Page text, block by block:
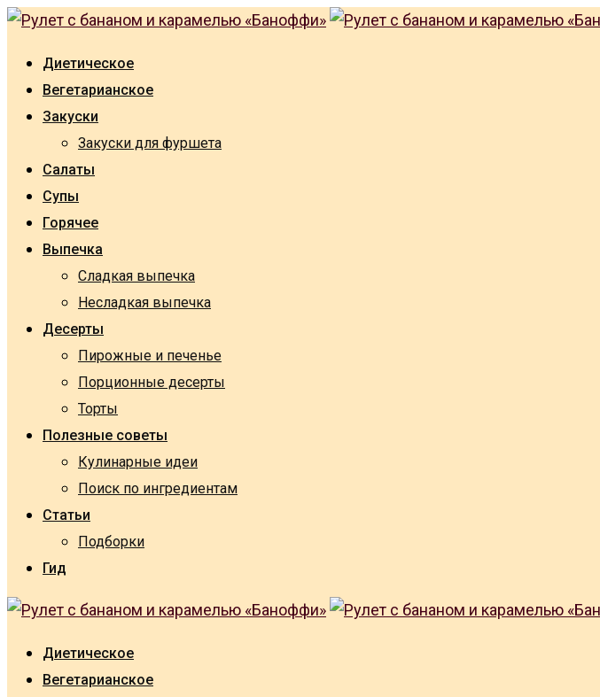
Skip
contentДиетическое
Вегетарианское
Закуски
Закуски для фуршета
Салаты
Супы
Горячее
Выпечка
Сладкая выпечка
Несладкая выпечка
Десерты
Пирожные и печенье
Порционные десерты
Торты
Полезные советы
Кулинарные идеи
Поиск по ингредиентам
Статьи
Подборки
Гид
Диетическое
Вегетарианское